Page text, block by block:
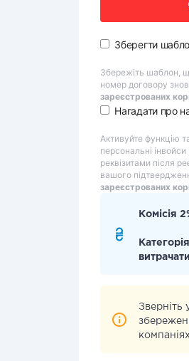
Зберегти
Збережіть шаблон,
номер договору
зареєстрованих
Нагадати про
Активуйте функцію
персональні
реквізитами після
вашого
зареєстрованих
Комісія
Зверніть